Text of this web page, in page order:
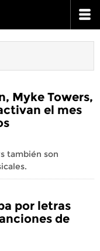
Myke Towers,
el mes
también son
por letras
de